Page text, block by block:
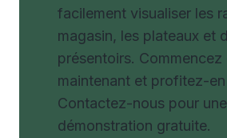
facilement visualiser les
magasin, les plateaux et
présentoirs. Commencez
maintenant et profitez-en
Contactez-nous pour une
démonstration gratuite.